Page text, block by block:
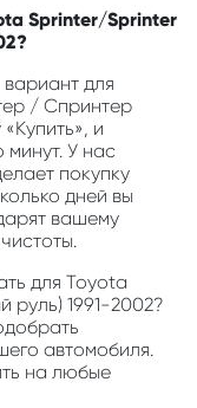
Sprinter/Sprinter
для
/ Спринтер
и
минут. У нас
покупку
дней вы
вашему
для Toyota
руль) 1991-2002?
автомобиля.
на любые